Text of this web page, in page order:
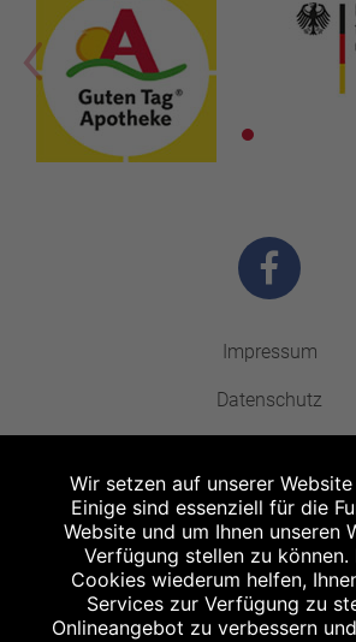
Impressum
Datenschutz
Kontakt
Bildnachweis
Stellenangebote
Wir setzen auf unserer
Einige sind essenziell für die
Website und um Ihnen unseren
Verfügung stellen zu
Cookies wiederum helfen,
Services zur Verfügung zu
Onlineangebot zu verbessern